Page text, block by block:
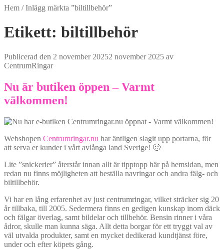
Hem /Inlägg märkta ”biltillbehör”
Etikett: biltillbehör
Publicerad den 2 november 20252 november 2025 av
CentrumRingar
Nu är butiken öppen – Varmt
välkommen!
Webshopen Centrumringar.nu har äntligen slagit upp portarna, för
att serva er kunder i vårt avlånga land Sverige! 🙂
Lite ”snickerier” återstår innan allt är tipptopp här på hemsidan, men
redan nu finns möjligheten att beställa navringar och andra fälg- och
biltillbehör.
Vi har en lång erfarenhet av just centrumringar, vilket sträcker sig 20
år tillbaka, till 2005. Sedermera finns en gedigen kunskap inom däck
och fälgar överlag, samt bildelar och tillbehör. Bensin rinner i våra
ådror, skulle man kunna säga. Allt detta borgar för ett tryggt val av
väl utvalda produkter, samt en mycket dedikerad kundtjänst före,
under och efter köpets gång.